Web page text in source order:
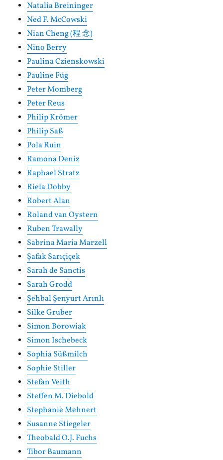
Natalia Breininger
Ned F. McCowski
Nian Cheng (程 念)
Nino Berry
Paulina Czienskowski
Pauline Füg
Peter Momberg
Peter Reus
Philip Krömer
Philip Saß
Pola Ruin
Ramona Deniz
Raphael Stratz
Riela Dobby
Robert Alan
Roland van Oystern
Ruben Trawally
Sabrina Maria Marzell
Şafak Sarıçiçek
Sarah de Sanctis
Sarah Grodd
Şehbal Şenyurt Arınlı
Silke Gruber
Simon Borowiak
Simon Ischebeck
Sophia Süßmilch
Sophie Stiller
Stefan Veith
Steffen M. Diebold
Stephanie Mehnert
Susanne Stiegeler
Theobald O.J. Fuchs
Tibor Baumann